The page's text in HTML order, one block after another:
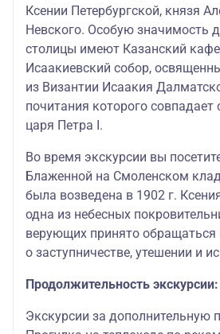
Ксении Петербургской, князя
Невского. Особую значимость
столицы имеют Казанский
Исаакиевский собор,
из Византии Исаакия
почитания которого
царя Петра I.
Во время экскурсии вы
Блаженной на Смоленском
была возведена в 1902 г.
одна из небесных
верующих принято обращаться
о заступничестве, утешении и
Продолжительность экскурсии:
Экскурсии за дополнительную